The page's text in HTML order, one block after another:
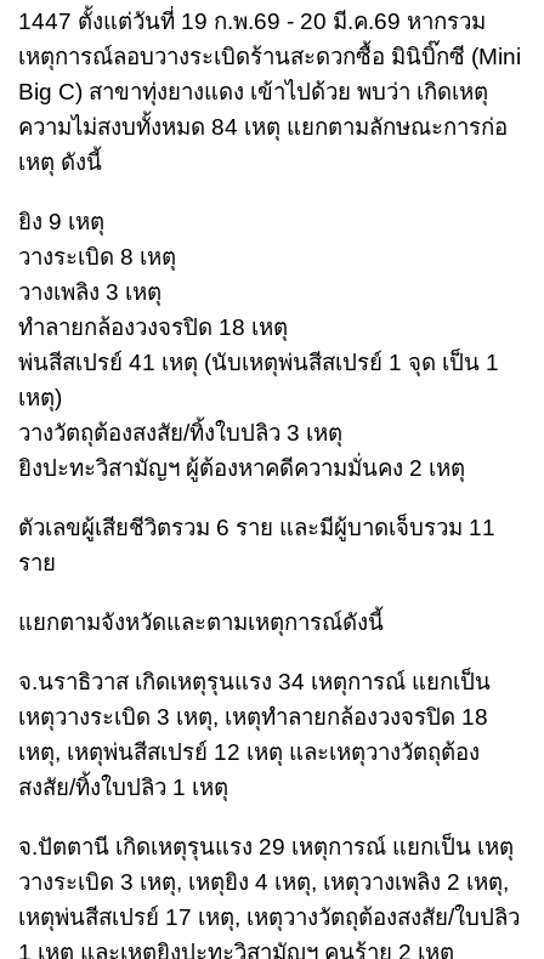
1447 ตั้งแต่วันที่ 19 ก.พ.69 - 20 มี.ค.69 หากรวม
เหตุการณ์ลอบวางระเบิดร้านสะดวกซื้อ มินิบิ๊กซี (Mini
Big C) สาขาทุ่งยางแดง เข้าไปด้วย พบว่า เกิดเหตุ
ความไม่สงบทั้งหมด 84 เหตุ แยกตามลักษณะการก่อ
เหตุ ดังนี้
ยิง 9 เหตุ
วางระเบิด 8 เหตุ
วางเพลิง 3 เหตุ
ทำลายกล้องวงจรปิด 18 เหตุ
พ่นสีสเปรย์ 41 เหตุ (นับเหตุพ่นสีสเปรย์ 1 จุด เป็น 1
เหตุ)
วางวัตถุต้องสงสัย/ทิ้งใบปลิว 3 เหตุ
ยิงปะทะวิสามัญฯ ผู้ต้องหาคดีความมั่นคง 2 เหตุ
ตัวเลขผู้เสียชีวิตรวม 6 ราย และมีผู้บาดเจ็บรวม 11
ราย
แยกตามจังหวัดและตามเหตุการณ์ดังนี้
จ.นราธิวาส เกิดเหตุรุนแรง 34 เหตุการณ์ แยกเป็น
เหตุวางระเบิด 3 เหตุ, เหตุทำลายกล้องวงจรปิด 18
เหตุ, เหตุพ่นสีสเปรย์ 12 เหตุ และเหตุวางวัตถุต้อง
สงสัย/ทิ้งใบปลิว 1 เหตุ
จ.ปัตตานี เกิดเหตุรุนแรง 29 เหตุการณ์ แยกเป็น เหตุ
วางระเบิด 3 เหตุ, เหตุยิง 4 เหตุ, เหตุวางเพลิง 2 เหตุ,
เหตุพ่นสีสเปรย์ 17 เหตุ, เหตุวางวัตถุต้องสงสัย/ใบปลิว
1 เหตุ และเหตุยิงปะทะวิสามัญฯ คนร้าย 2 เหตุ